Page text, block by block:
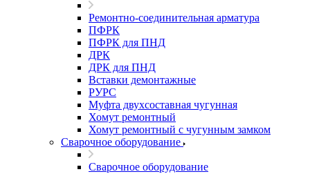
Ремонтно-соединительная арматура
ПФРК
ПФРК для ПНД
ДРК
ДРК для ПНД
Вставки демонтажные
РУРС
Муфта двухсоставная чугунная
Хомут ремонтный
Хомут ремонтный с чугунным замком
Сварочное оборудование
Сварочное оборудование